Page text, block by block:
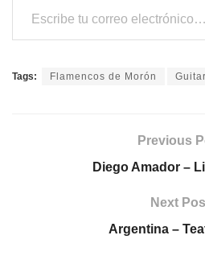
Tags: Flamencos de Morón
Previous
Diego Amador –
Next
Argentina –